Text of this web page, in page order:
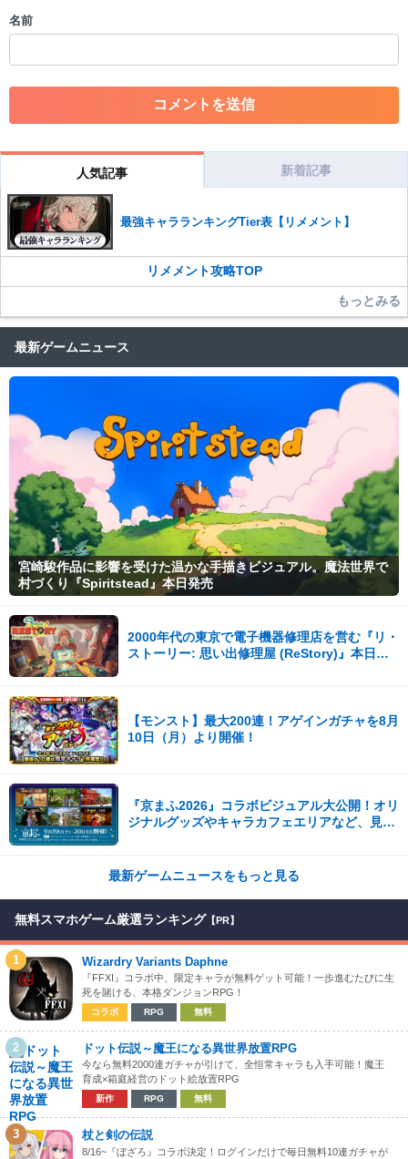
・一度削除された投稿を再び投稿すること
・アカウントの売買など金銭が絡む内容の投稿
・各ゲームのネタバレを含む内容の投稿
・その他、管理者が不適切と判断した投稿
だけますでしょうか。
コメントの削除を申請する
※投稿内容を確認後、順次対応さ
せていただきます。ご了承ください。
※一度削除したコメントは復元ができませんのでご注意くだ
さい。
また、過度な利用規約の違反や、弊社に損害の及ぶ内容の書き込みがあ
った場合は、法的措置をとらせていただく場合もございますので、あら
かじめご理解くださいませ。
名前
人気記事 新着記事
最強キャラランキングTier表【リメメント】
リメメント攻略TOP
もっとみる
最新ゲームニュース
宮崎駿作品に影響を受けた温かな手描きビジュアル。魔法世界で
村づくり『Spiritstead』本日発売
2000年代の東京で電子機器修理店を営む『リ・
ストーリー: 思い出修理屋 (ReStory)』本日
【モンスト】最大200連！アゲインガチャを8月
10日（月）より開催！
『京まふ2026』コラボビジュアル大公開！オリ
ジナルグッズやキャラカフェエリアなど、見ど
最新ゲームニュースをもっと見る
無料スマホゲーム厳選ランキング 【PR】
1 Wizardry Variants Daphne
『FFXI』コラボ中、限定キャラが無料ゲット可能！一歩進むたびに生
死を賭ける、本格ダンジョンRPG！
コラボ RPG 無料
2 ドット伝説～魔王になる異世界放置RPG
今なら無料2000連ガチャが引けて、全恒常キャラも入手可能！魔王
育成×箱庭経営のドット絵放置RPG
新作 RPG 無料
3 杖と剣の伝説
8/16~『ぼざろ』コラボ決定！ログインだけで毎日無料10連ガチャが